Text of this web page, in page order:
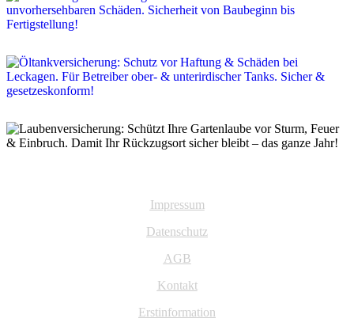
Impressum
Datenschutz
AGB
Kontakt
Erstinformation